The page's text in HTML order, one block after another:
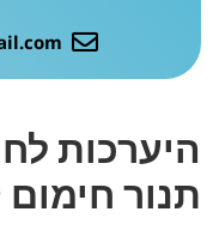
היערכות
תנור חימום